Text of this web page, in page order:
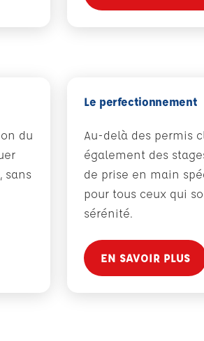
du
sans
Le perfectionnement
Au-delà des permis
également des
de prise en main
pour tous ceux qui
sérénité.
EN SAVOIR PLUS